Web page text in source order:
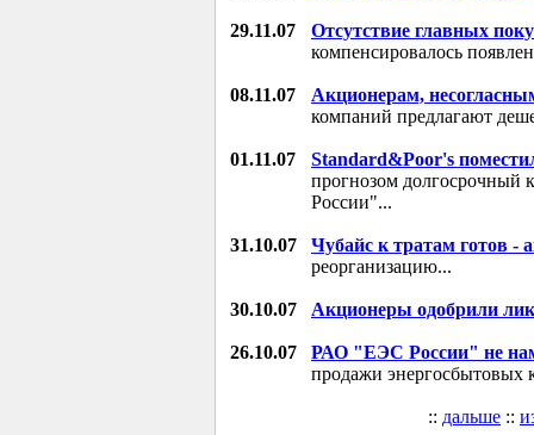
29.11.07
Отсутствие главных
компенсировалось
08.11.07
Акционерам,
компаний предлагают
01.11.07
Standard&Poor's
прогнозом
России"...
31.10.07
Чубайс к тратам готов -
реорганизацию...
30.10.07 Акционеры одобрили
26.10.07
РАО "ЕЭС России" не
продажи энергосбытовых
:: дальше ::